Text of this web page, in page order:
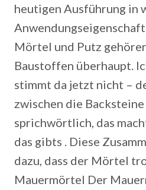
heutigen Ausführung in
Mörtel und Putz
Baustoffen überhaupt.
stimmt da jetzt nicht –
zwischen die
sprichwörtlich, das
das gibts . Diese
dazu, dass der Mörtel
Mauermörtel Der